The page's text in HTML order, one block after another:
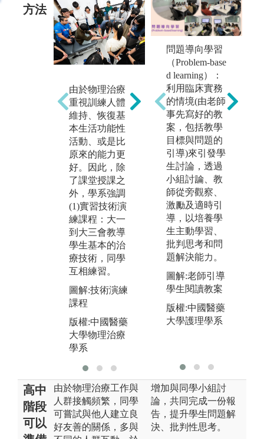
方法
由於物理治療
重視訓練人體
維持、恢復基
本生活功能性
活動、或是比
原來的能力更
好。因此，除
了課堂授課之
外，學系強調
(1)實習技術演
練課程：大一
到大三會教導
學生基本的治
療技術，同學
互相練習。
圖解:技術演練
課程
版權:中國醫藥
大學物理治療
學系
(2)臨床問題邏
輯推演和決策
分析：針對不
同種類的病
人，例如：骨
科、神經科、
心肺疾患、運
動傷害、小兒
科等，會教導
學生如何進行
檢查、判斷病
人問題和選擇
適當的治療方
法。
四大專科
大學物理治療
學系
問題導向學習
（Problem-base
d learning）：
利用臨床實務
的情境(由老師
事先寫好的教
案，包括教學
目標與問題的
引導)來引發學
生討論，透過
小組討論、教
師從旁觀察、
激勵及適時引
導，以培養學
生主動學習、
批判思考和問
題解決能力。
圖解:老師引導
學生閱讀教案
版權:中國醫藥
大學護理學系
高中
階段
可以
由於物理治療工作與
人群接觸頻繁，同學
可嘗試與他人建立良
好友善的關係，多與
增加與同學小組討
論，共同完成一份報
告，提升學生問題解
決、批判性思考。